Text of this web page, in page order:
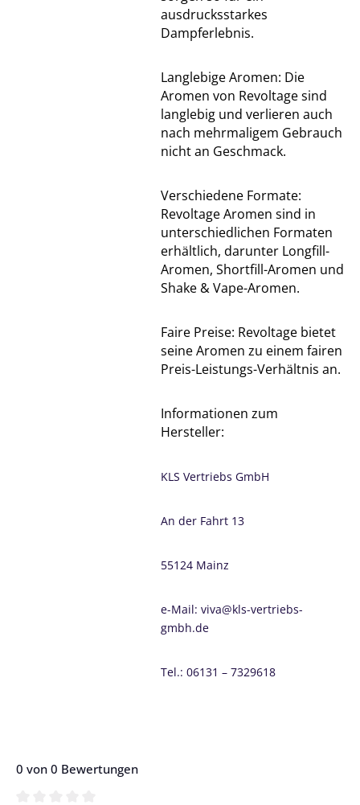
ausdrucksstarkes
Dampferlebnis.
Langlebige Aromen: Die
Aromen von Revoltage sind
langlebig und verlieren auch
nach mehrmaligem Gebrauch
nicht an Geschmack.
Verschiedene Formate:
Revoltage Aromen sind in
unterschiedlichen Formaten
erhältlich, darunter Longfill-
Aromen, Shortfill-Aromen und
Shake & Vape-Aromen.
Faire Preise: Revoltage bietet
seine Aromen zu einem fairen
Preis-Leistungs-Verhältnis an.
Informationen zum
Hersteller:
KLS Vertriebs GmbH
An der Fahrt 13
55124 Mainz
e-Mail: viva@kls-vertriebs-
gmbh.de
Tel.: 06131 – 7329618
0 von 0 Bewertungen